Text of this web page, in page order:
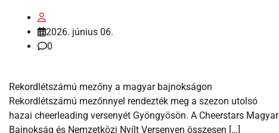
2026. június 06.
0
Rekordlétszámú mezőny a magyar bajnokságon
Rekordlétszámú mezőnnyel rendezték meg a szezon utolsó
hazai cheerleading versenyét Gyöngyösön. A Cheerstars Magyar
Bajnokság és Nemzetközi Nyílt Versenyen összesen […]